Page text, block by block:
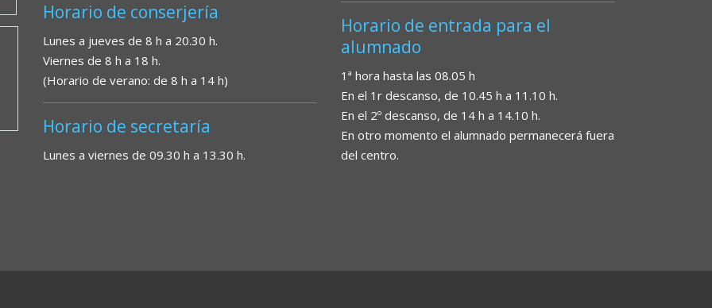
Horario de conserjería
Lunes a jueves de 8 h a 20.30 h.
Viernes de 8 h a 18 h.
(Horario de verano: de 8 h a 14 h)
Horario de secretaría
Lunes a viernes de 09.30 h a 13.30 h.
Horario de entrada para el
alumnado
1ª hora hasta las 08.05 h
En el 1r descanso, de 10.45 h a 11.10 h.
En el 2º descanso, de 14 h a 14.10 h.
En otro momento el alumnado permanecerá fuera
del centro.